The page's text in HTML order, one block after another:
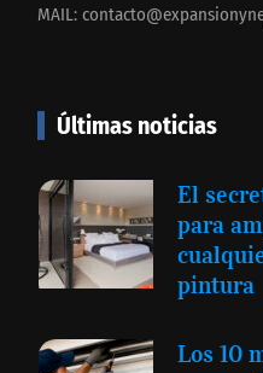
MAIL:
Últimas noticias
El
para
pintura
Los 10